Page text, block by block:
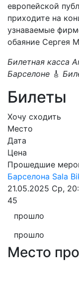
европейской
приходите на
узнаваемые
обаяние Сергея
Билетная касса
Барселоне 🎸
Билеты
Хочу сходить
Место
Дата
Цена
Прошедшие
Барселона Sala
21.05.2025 Ср,
45
прошло
прошло
Место